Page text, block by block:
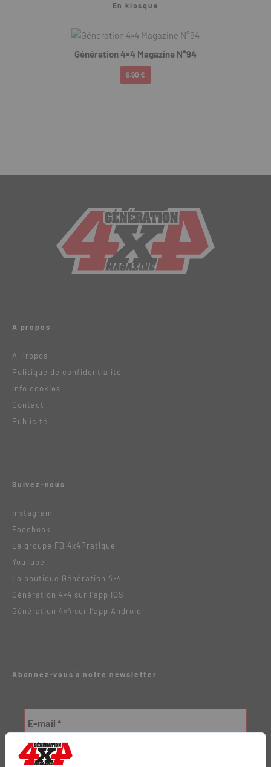
En kiosque
Génération 4×4 Magazine N°94
6.90 €
A propos
A Propos
Politique de confidentialité
Info cookies
Contact
Publicité
Suivez-nous
Instagram
Facebook
Le groupe FB 4x4Pratique
YouTube
La boutique Génération 4×4
Génération 4×4 sur l’app IOS
Génération 4×4 sur l’app Android
Abonnez-vous à notre newsletter